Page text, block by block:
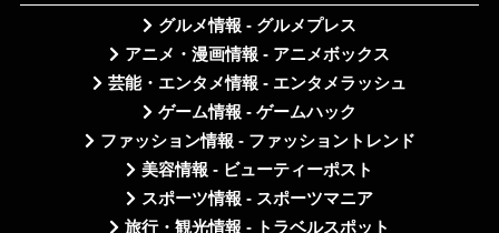
グルメ情報 - グルメプレス
アニメ・漫画情報 - アニメボックス
芸能・エンタメ情報 - エンタメラッシュ
ゲーム情報 - ゲームハック
ファッション情報 - ファッショントレンド
美容情報 - ビューティーポスト
スポーツ情報 - スポーツマニア
旅行・観光情報 - トラベルスポット